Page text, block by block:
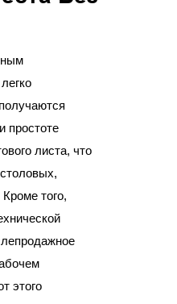
простоте
листа, что
того,
этого